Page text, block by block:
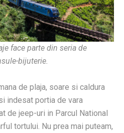
face parte din seria de
bijuterie.
de plaja, soare si caldura
indesat portia de vara
de jeep-uri in Parcul National
tortului. Nu prea mai puteam,